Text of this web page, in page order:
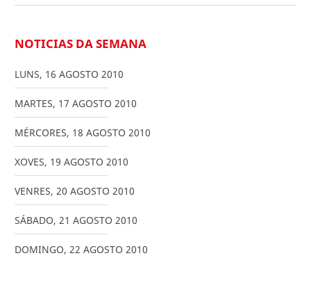
NOTICIAS DA SEMANA
LUNS, 16 AGOSTO 2010
MARTES, 17 AGOSTO 2010
MÉRCORES, 18 AGOSTO 2010
XOVES, 19 AGOSTO 2010
VENRES, 20 AGOSTO 2010
SÁBADO, 21 AGOSTO 2010
DOMINGO, 22 AGOSTO 2010